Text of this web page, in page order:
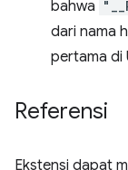
bahwa
dari nama
pertama di
Referensi
Ekstensi dapat